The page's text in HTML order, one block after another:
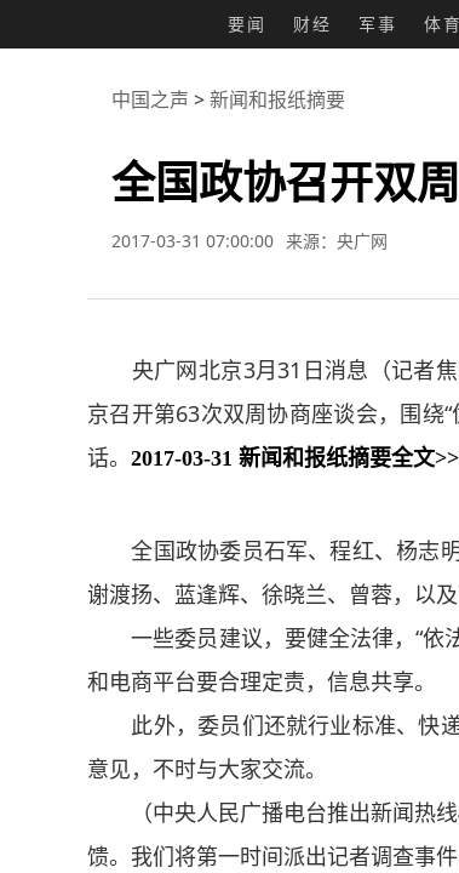
要闻 财经 军事 体育
中国之声 >新闻和报纸摘要
全国政协召开双
2017-03-31 07:00:00 来源：央广网
央广网北京3月31日消息（记者焦
京召开第63次双周协商座谈会，围绕
话。 2017-03-31 新闻和报纸摘要全文
全国政协委员石军、程红、杨志明
谢渡扬、蓝逢辉、徐晓兰、曾蓉，以
一些委员建议，要健全法律，“依法
和电商平台要合理定责，信息共享。
此外，委员们还就行业标准、快递
意见，不时与大家交流。
（中央人民广播电台推出新闻热线
馈。我们将第一时间派出记者调查事